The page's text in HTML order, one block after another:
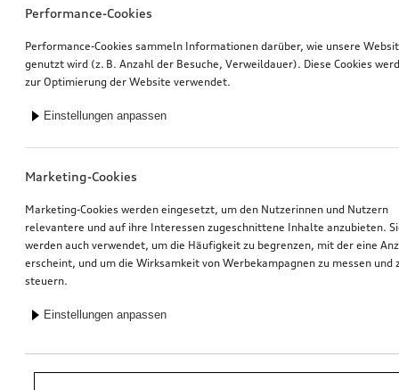
*Unverbindliche Preisempfehlung der Importeurin AMAG Import AG. Inkl.
gesetzlicher MwSt. Preise beim Audi Partner können abweichen; weitere
Performance-Cookies
Performance-Cookies sammeln Informationen darüber, wie unsere
genutzt wird (z. B. Anzahl der Besuche, Verweildauer). Diese Cookies
zur Optimierung der Website verwendet.
Einstellungen anpassen
Marketing-Cookies
Marketing-Cookies werden eingesetzt, um den Nutzerinnen und Nutzern
relevantere und auf ihre Interessen zugeschnittene Inhalte anzubieten.
werden auch verwendet, um die Häufigkeit zu begrenzen, mit der eine
erscheint, und um die Wirksamkeit von Werbekampagnen zu messen und
steuern.
Einstellungen anpassen